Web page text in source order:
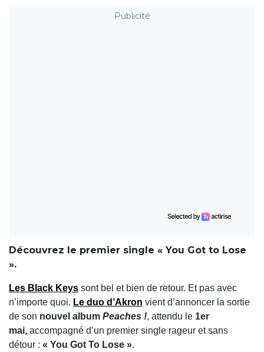
Publicité
Découvrez le premier single « You Got to Lose
».
Les Black Keys sont bel et bien de retour. Et pas avec
n’importe quoi. Le duo d’Akron vient d’annoncer la sortie
de son nouvel album Peaches !, attendu le 1er
mai, accompagné d’un premier single rageur et sans
détour : « You Got To Lose ».